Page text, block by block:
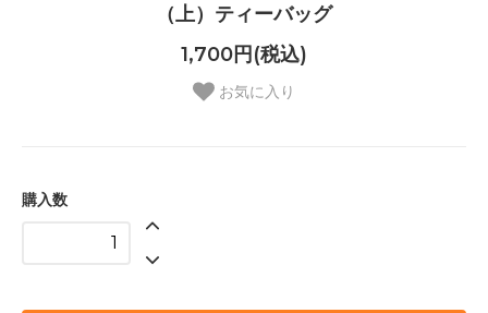
（上）ティーバッグ
1,700円(税込)
お気に入り
購入数